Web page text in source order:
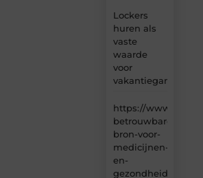
Lockers
huren als
vaste
waarde
voor
vakantiegangers
https://
betrouwbare-
bron-voor-
medicijnen-
en-